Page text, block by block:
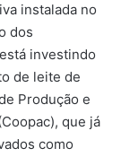
instalada no
dos
investindo
de leite de
Produção e
que já
como